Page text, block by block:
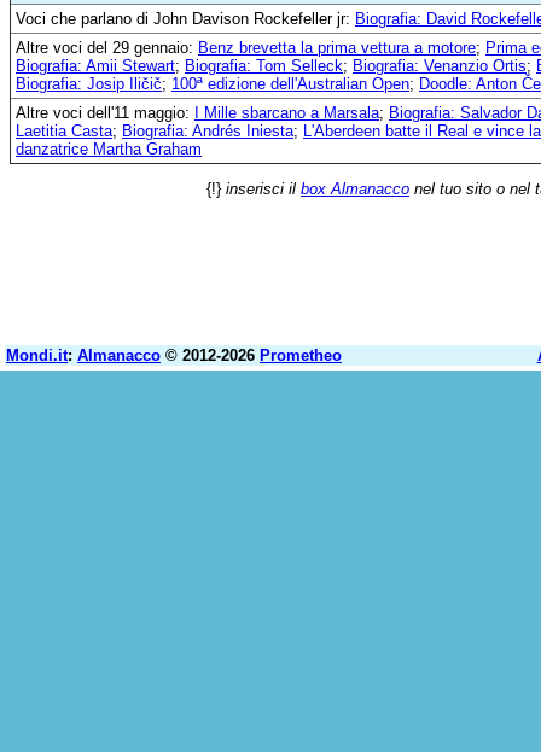
Voci che parlano di John Davison Rockefeller jr: Biografia: David
Altre voci del 29 gennaio: Benz brevetta la prima vettura a motore; Prima
Biografia: Amii Stewart; Biografia: Tom Selleck; Biografia: Venanzio Ortis;
Biografia: Josip Iličič; 100ª edizione dell'Australian Open; Doodle: Anton
Altre voci dell'11 maggio:
I Mille sbarcano a Marsala; Biografia: Salvador
Laetitia Casta; Biografia: Andrés Iniesta; L'Aberdeen batte il Real e vince
danzatrice Martha Graham
{!} inserisci il box Almanacco nel tuo sito o nel
Mondi.it: Almanacco © 2012-2026 Prometheo